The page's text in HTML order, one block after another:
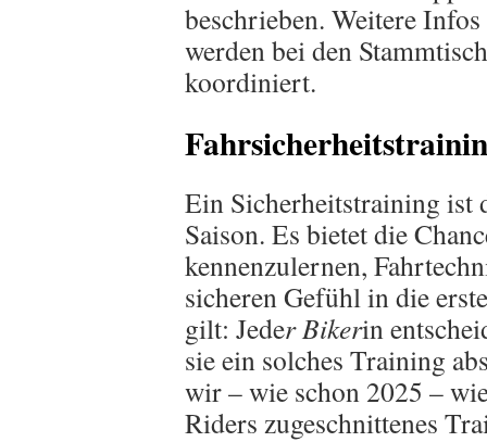
beschrieben. Weitere
werden bei den
koordiniert.
Ein Sicherheitstraining ist
Saison. Es bietet die
kennenzulernen,
sicheren Gefühl in die
gilt: Jeder Bikerin
sie ein solches Training
wir – wie schon 2025 –
Riders zugeschnittenes